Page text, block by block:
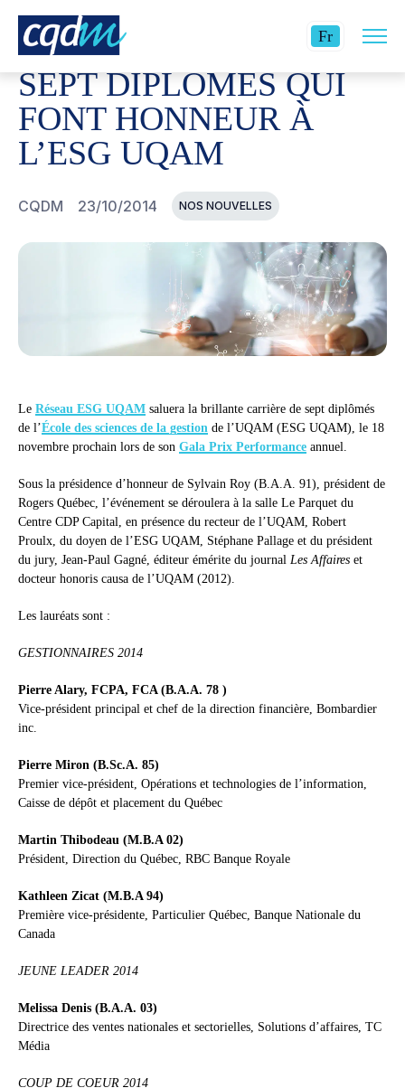
FrLangue
:
Français.
la
site
CQDM NOUVELLES ET ÉVÉNEMENTS SEPT
SEPT DIPLÔMÉS QUI
FONT HONNEUR À
L’ESG UQAM
CQDM 23/10/2014 NOS NOUVELLES
Le Réseau ESG UQAM saluera la brillante carrière de sept diplômés
de l’École des sciences de la gestion de l’UQAM (ESG UQAM), le 18
novembre prochain lors de son Gala Prix Performance annuel.
Sous la présidence d’honneur de Sylvain Roy (B.A.A. 91), président de
Rogers Québec, l’événement se déroulera à la salle Le Parquet du
Centre CDP Capital, en présence du recteur de l’UQAM, Robert
Proulx, du doyen de l’ESG UQAM, Stéphane Pallage et du président
du jury, Jean-Paul Gagné, éditeur émérite du journal Les Affaires et
docteur honoris causa de l’UQAM (2012).
Les lauréats sont :
GESTIONNAIRES 2014
Pierre Alary, FCPA, FCA (B.A.A. 78 )
Vice-président principal et chef de la direction financière, Bombardier
inc.
Pierre Miron (B.Sc.A. 85)
Premier vice-président, Opérations et technologies de l’information,
Caisse de dépôt et placement du Québec
Martin Thibodeau (M.B.A 02)
Président, Direction du Québec, RBC Banque Royale
Kathleen Zicat (M.B.A 94)
Première vice-présidente, Particulier Québec, Banque Nationale du
Canada
JEUNE LEADER 2014
Melissa Denis (B.A.A. 03)
Directrice des ventes nationales et sectorielles, Solutions d’affaires, TC
Média
COUP DE COEUR 2014